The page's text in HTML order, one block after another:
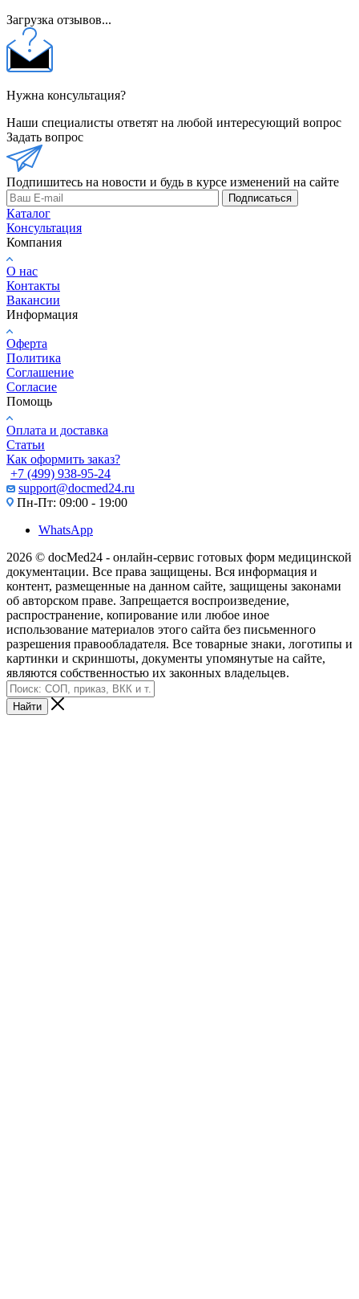
Загрузка отзывов...
Нужна консультация?
Наши специалисты ответят на любой интересующий вопрос
Задать вопрос
Подпишитесь на новости и будь в курсе изменений на сайте
Подписаться
Каталог
Консультация
Компания
О нас
Контакты
Вакансии
Информация
Оферта
Политика
Соглашение
Согласие
Помощь
Оплата и доставка
Статьи
Как оформить заказ?
+7 (499) 938-95-24
support@docmed24.ru
Пн-Пт: 09:00 - 19:00
WhatsApp
2026 © docMed24 - онлайн-сервис готовых форм медицинской
документации. Все права защищены. Вся информация и
контент, размещенные на данном сайте, защищены законами
об авторском праве. Запрещается воспроизведение,
распространение, копирование или любое иное
использование материалов этого сайта без письменного
разрешения правообладателя. Все товарные знаки, логотипы и
картинки и скриншоты, документы упомянутые на сайте,
являются собственностью их законных владельцев.
Найти